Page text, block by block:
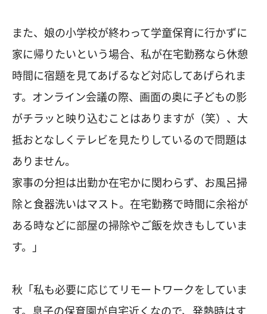
また、娘の小学校が終わって学童保育に行かずに
家に帰りたいという場合、私が在宅勤務なら休憩
時間に宿題を見てあげるなど対応してあげられま
す。オンライン会議の際、画面の奥に子どもの影
がチラッと映り込むことはありますが（笑）、大
抵おとなしくテレビを見たりしているので問題は
ありません。
家事の分担は出勤か在宅かに関わらず、お風呂掃
除と食器洗いはマスト。在宅勤務で時間に余裕が
ある時などに部屋の掃除やご飯を炊きもしていま
す。」
秋「私も必要に応じてリモートワークをしていま
す。息子の保育園が自宅近くなので、発熱時はす